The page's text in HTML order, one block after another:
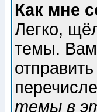
Как мне
Легко,
темы.
темы в